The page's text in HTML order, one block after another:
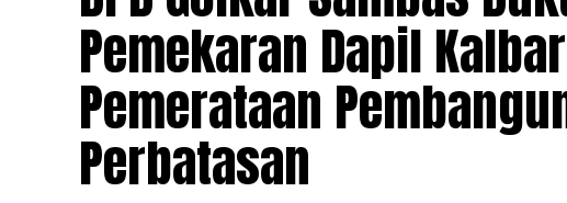
Pemekaran Dapil
Pemerataan
Perbatasan